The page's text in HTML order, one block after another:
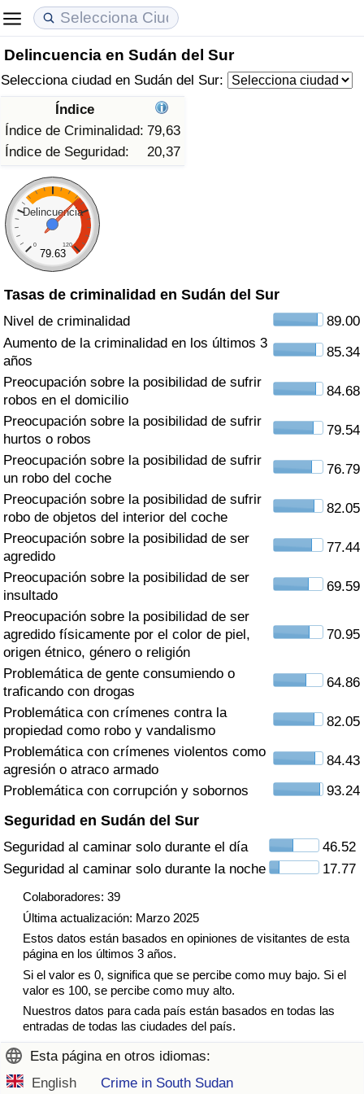
Delincuencia en Sudán del Sur
Selecciona ciudad en Sudán del Sur:
Índice
Índice de Criminalidad: 79,63
Índice de Seguridad:
20,37
Delincuencia
0 120
79.63
Tasas de criminalidad en Sudán del Sur
Nivel de criminalidad
89.00
Aumento de la criminalidad en los últimos 3
años
85.34
Preocupación sobre la posibilidad de sufrir
robos en el domicilio
84.68
Preocupación sobre la posibilidad de sufrir
hurtos o robos
79.54
Preocupación sobre la posibilidad de sufrir
un robo del coche
76.79
Preocupación sobre la posibilidad de sufrir
robo de objetos del interior del coche
82.05
Preocupación sobre la posibilidad de ser
agredido
77.44
Preocupación sobre la posibilidad de ser
insultado
69.59
Preocupación sobre la posibilidad de ser
agredido físicamente por el color de piel,
origen étnico, género o religión
70.95
Problemática de gente consumiendo o
traficando con drogas
64.86
Problemática con crímenes contra la
propiedad como robo y vandalismo
82.05
Problemática con crímenes violentos como
agresión o atraco armado
84.43
Problemática con corrupción y sobornos
93.24
Seguridad en Sudán del Sur
Seguridad al caminar solo durante el día
46.52
Seguridad al caminar solo durante la noche
17.77
Colaboradores: 39
Última actualización: Marzo 2025
Estos datos están basados en opiniones de visitantes de esta
página en los últimos 3 años.
Si el valor es 0, significa que se percibe como muy bajo. Si el
valor es 100, se percibe como muy alto.
Nuestros datos para cada país están basados en todas las
entradas de todas las ciudades del país.
Esta página en otros idiomas:
English
Crime in South Sudan
Coste de vida
Índice de Costo de Vida (Actual)
Índice de Costo de Vida
Índice de costo de vida por país
en aqaba
Precios de las propiedades
Índice de Precios de Inmuebles (Actual)
Índice de Precios de Inmuebles
Índice de Precios de Inmuebles por País
Calidad de Vida
Índice de Calidad de Vida
Índice de Calidad de Vida (Actual)
Índice de calidad de vida por país
Delincuencia
Calificación del Índice de Criminalidad
(Actual)
Índice de Criminalidad
Índice de Sanidad (Actual)
Índice de Sanidad
Índice de Sanidad por País
Contaminación
Índice de Contaminación (Actual)
Índice de contaminación
Índice de Contaminación por País
Tráfico
Índice de Tráfico
Índice de Tráfico (Actual)
Índice de Tráfico por País